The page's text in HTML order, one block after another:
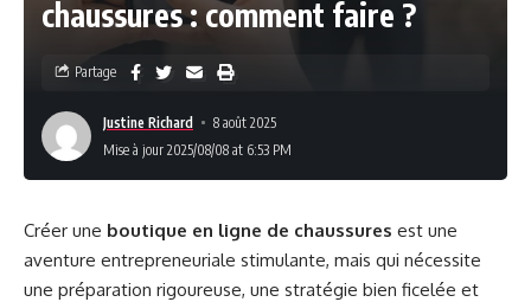
chaussures : comment faire ?
Justine Richard
8 août 2025
Mise à jour 2025/08/08 at 6:53 PM
Partage
Créer une boutique en ligne de chaussures est une
aventure entrepreneuriale stimulante, mais qui nécessite
une préparation rigoureuse, une stratégie bien ficelée et